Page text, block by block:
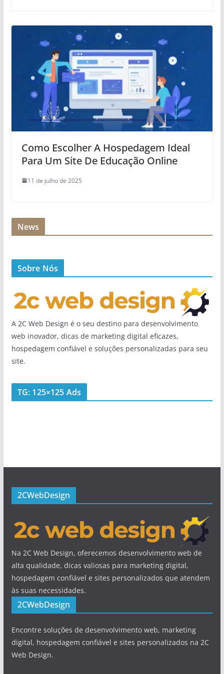
Como Escolher A Hospedagem Ideal
Para Um Site De Educação Online
11 de julho de 2025
News
Sobre Nós
A 2C Web Design é o seu destino para desenvolvimento
web inovador, dicas de marketing digital eficazes,
hospedagem confiável e soluções personalizadas para seu
site.
TG: 125×125 Ads
2CWebDesign
Na 2C Web Design, oferecemos desenvolvimento web de
alta qualidade, dicas valiosas para marketing digital,
hospedagem confiável e sites personalizados que atendem
às suas necessidades.
2CWebDesign
Encontre soluções de desenvolvimento web, marketing
digital, hospedagem confiável e sites personalizados na 2C
Web Design.